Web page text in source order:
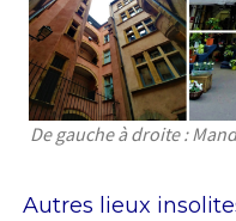
De gauche à droite :
Autres lieux